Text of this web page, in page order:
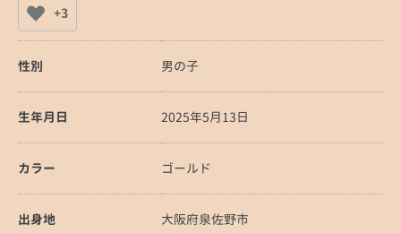
+3
性別 男の子
生年月日 2025年5月13日
カラー ゴールド
出身地 大阪府泉佐野市